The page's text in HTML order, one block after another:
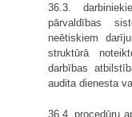
36.3.
pārvaldības
neētiskiem
struktūrā
darbības
audita dienesta
36.4. procedūru